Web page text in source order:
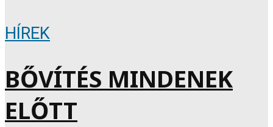
HÍREK
BŐVÍTÉS MINDENEK
ELŐTT